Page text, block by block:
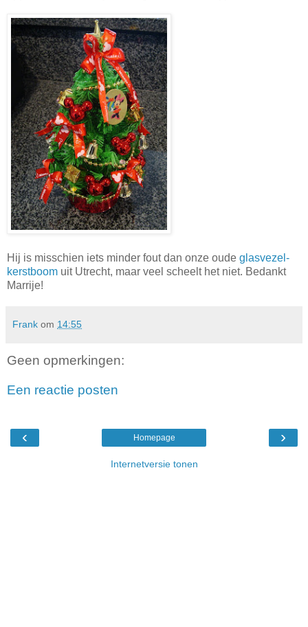
Hij is misschien iets minder fout dan onze oude glasvezel-
kerstboom uit Utrecht, maar veel scheelt het niet. Bedankt
Marrije!
Frank om 14:55
Geen opmerkingen:
Een reactie posten
‹ ›
Homepage
Internetversie tonen